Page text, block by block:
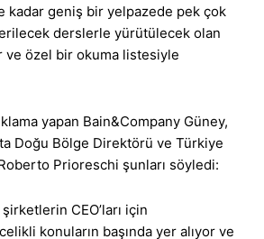
kadar geniş bir yelpazede pek çok
derslerle yürütülecek olan
ve özel bir okuma listesiyle
yapan Bain&Company Güney,
Doğu Bölge Direktörü ve Türkiye
Prioreschi şunları söyledi:
CEO’ları için
konuların başında yer alıyor ve